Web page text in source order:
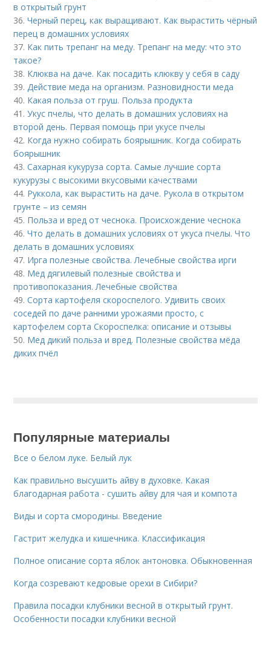
в открытый грунт
36.Черный перец, как выращивают. Как вырастить чёрный
перец в домашних условиях
37. Как пить трепанг на меду. Трепанг на меду: что это
такое?
38. Клюква на даче. Как посадить клюкву у себя в саду
39. Действие меда на организм. Разновидности меда
40. Какая польза от груш. Польза продукта
41.Укус пчелы, что делать в домашних условиях на
второй день. Первая помощь при укусе пчелы
42. Когда нужно собирать боярышник. Когда собирать
боярышник
43.Сахарная кукуруза сорта. Самые лучшие сорта
кукурузы с высокими вкусовыми качествами
44. Руккола, как вырастить на даче. Рукола в открытом
грунте – из семян
45. Польза и вред от чеснока. Происхождение чеснока
46.Что делать в домашних условиях от укуса пчелы. Что
делать в домашних условиях
47. Ирга полезные свойства. Лечебные свойства ирги
48. Мед дягилевый полезные свойства и
противопоказания. Лечебные свойства
49.Сорта картофеля скороспелого. Удивить своих
соседей по даче ранними урожаями просто, с
картофелем сорта Скороспелка: описание и отзывы
50. Мед дикий польза и вред. Полезные свойства мёда
диких пчёл
Популярные материалы
Все о белом луке. Белый лук
Как правильно высушить айву в духовке. Какая
благодарная работа - сушить айву для чая и компота
Виды и сорта смородины. Введение
Гастрит желудка и кишечника. Классификация
Полное описание сорта яблок антоновка. Обыкновенная
Когда созревают кедровые орехи в Сибири?
Правила посадки клубники весной в открытый грунт.
Особенности посадки клубники весной